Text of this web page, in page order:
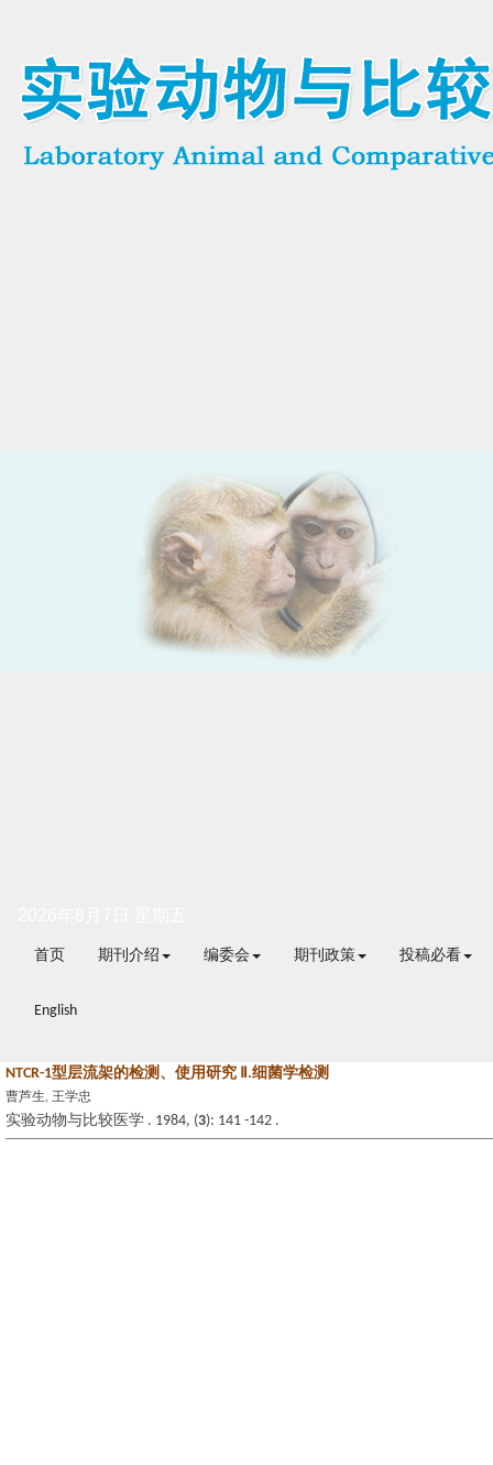
首页 期刊介绍 编委会 期刊政策 投稿必看
English
NTCR-1型层流架的检测、使用研究 Ⅱ.细菌学检测
曹芦生, 王学忠
实验动物与比较医学 . 1984, (3): 141 -142 .